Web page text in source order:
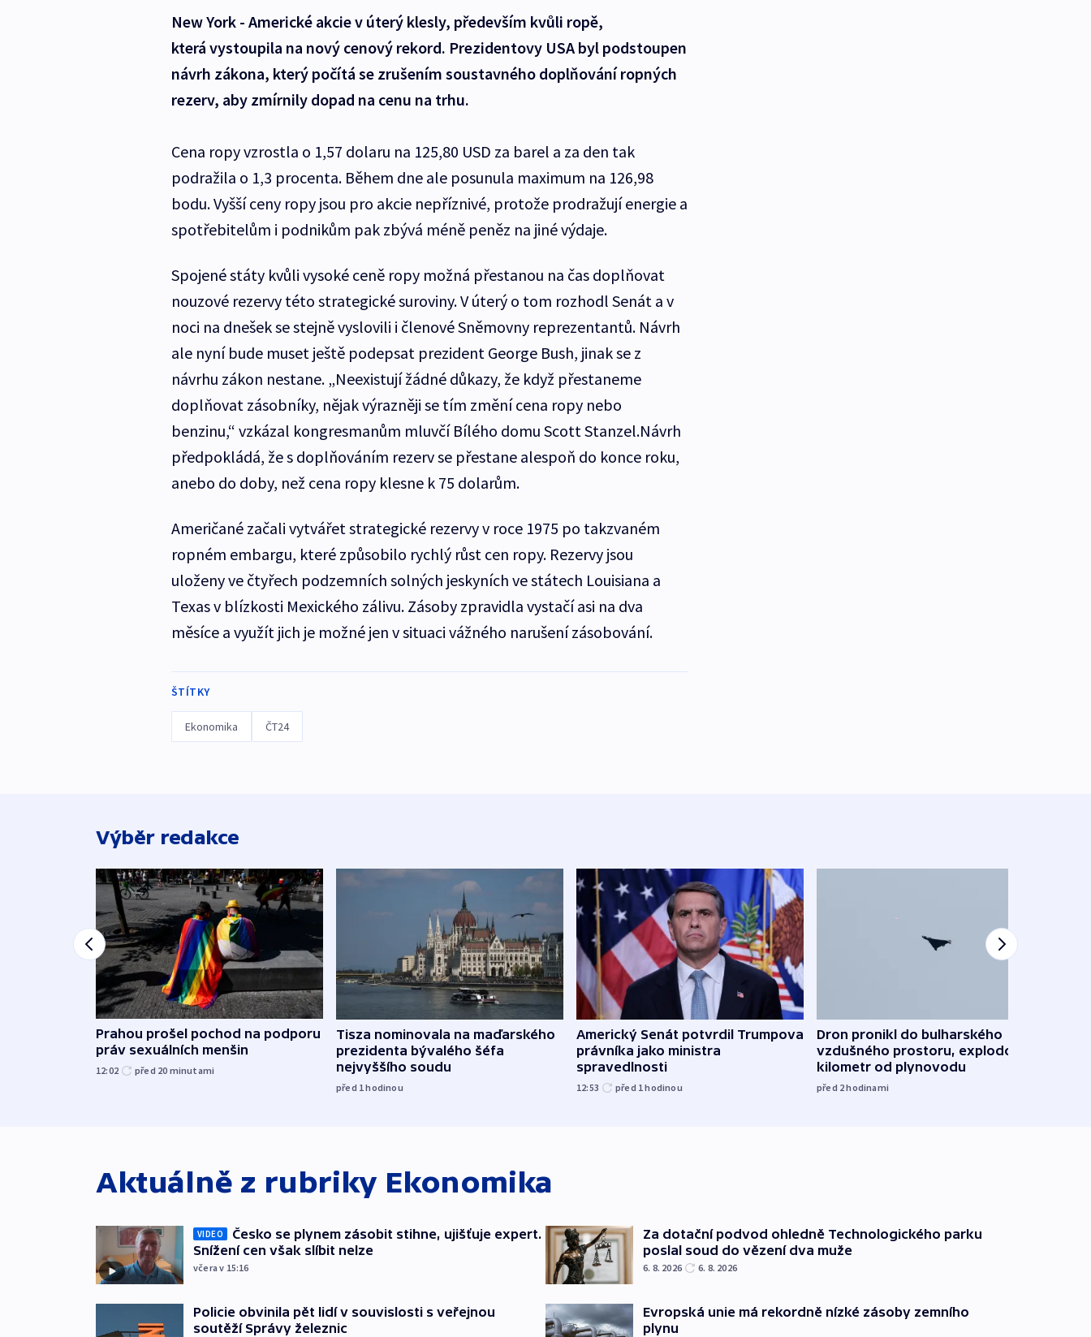
New York - Americké akcie v úterý klesly, především kvůli ropě,
která vystoupila na nový cenový rekord. Prezidentovy USA byl podstoupen
návrh zákona, který počítá se zrušením soustavného doplňování ropných
rezerv, aby zmírnily dopad na cenu na trhu.
Cena ropy vzrostla o 1,57 dolaru na 125,80 USD za barel a za den tak
podražila o 1,3 procenta. Během dne ale posunula maximum na 126,98
bodu. Vyšší ceny ropy jsou pro akcie nepříznivé, protože prodražují energie a
spotřebitelům i podnikům pak zbývá méně peněz na jiné výdaje.
Spojené státy kvůli vysoké ceně ropy možná přestanou na čas doplňovat
nouzové rezervy této strategické suroviny. V úterý o tom rozhodl Senát a v
noci na dnešek se stejně vyslovili i členové Sněmovny reprezentantů. Návrh
ale nyní bude muset ještě podepsat prezident George Bush, jinak se z
návrhu zákon nestane. „Neexistují žádné důkazy, že když přestaneme
doplňovat zásobníky, nějak výrazněji se tím změní cena ropy nebo
benzinu,“ vzkázal kongresmanům mluvčí Bílého domu Scott Stanzel.Návrh
předpokládá, že s doplňováním rezerv se přestane alespoň do konce roku,
anebo do doby, než cena ropy klesne k 75 dolarům.
Američané začali vytvářet strategické rezervy v roce 1975 po takzvaném
ropném embargu, které způsobilo rychlý růst cen ropy. Rezervy jsou
uloženy ve čtyřech podzemních solných jeskyních ve státech Louisiana a
Texas v blízkosti Mexického zálivu. Zásoby zpravidla vystačí asi na dva
měsíce a využít jich je možné jen v situaci vážného narušení zásobování.
ŠTÍTKY
Ekonomika ČT24
Výběr redakce
Prahou prošel pochod na podporu
práv sexuálních menšin
12:02 před 20 minutami
Tisza nominovala na maďarského
prezidenta bývalého šéfa
nejvyššího soudu
před 1hodinou
Americký Senát potvrdil Trumpova
právníka jako ministra
spravedlnosti
12:53 před 1hodinou
Dron pronikl do bulharského
vzdušného prostoru, explodoval
kilometr od plynovodu
před 2hodinami
Aktuálně z rubriky Ekonomika
VIDEO
Česko se plynem zásobit stihne, ujišťuje expert.
Snížení cen však slíbit nelze
včera v 15:16
Policie obvinila pět lidí v souvislosti s veřejnou
soutěží Správy železnic
Za dotační podvod ohledně Technologického parku
poslal soud do vězení dva muže
6. 8. 2026 6. 8. 2026
Evropská unie má rekordně nízké zásoby zemního
plynu